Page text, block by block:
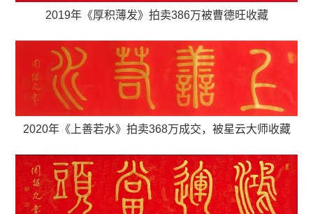
2019年《厚积薄发》 拍卖386万被曹德旺收藏
2020年《上善若水》拍卖368万成交， 被星云大师收藏